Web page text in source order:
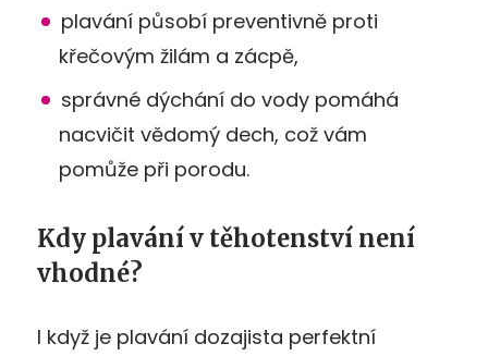
plavání působí preventivně proti
křečovým žilám a zácpě,
správné dýchání do vody pomáhá
nacvičit vědomý dech, což vám
pomůže při porodu.
Kdy plavání v těhotenství není
vhodné?
I když je plavání dozajista perfektní